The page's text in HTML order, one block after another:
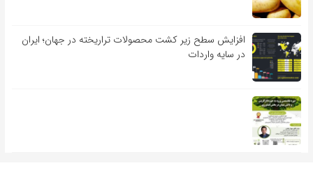
افزایش سطح زیر کشت محصولات تراریخته در جهان؛ ایران
در سایه واردات